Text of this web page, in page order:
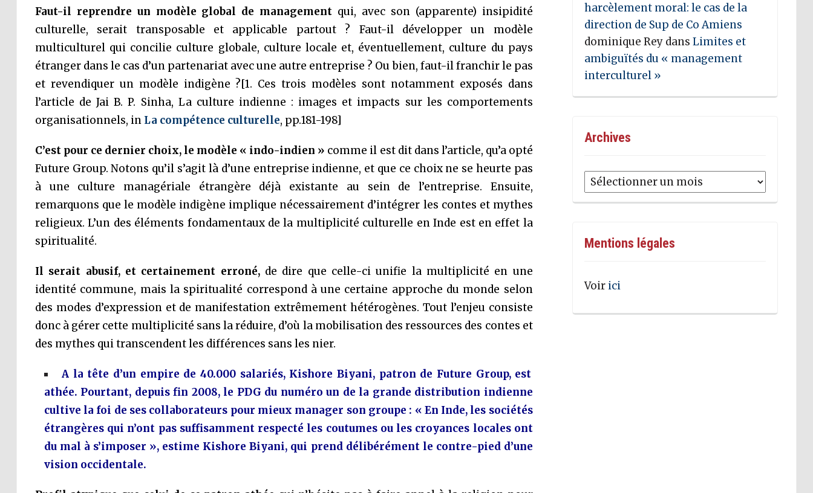
Faut-il reprendre un modèle global de management qui, avec son (apparente) insipidité
culturelle, serait transposable et applicable partout ? Faut-il développer un modèle
multiculturel qui concilie culture globale, culture locale et, éventuellement, culture du pays
étranger dans le cas d’un partenariat avec une autre entreprise ? Ou bien, faut-il franchir le pas
et revendiquer un modèle indigène ?[1. Ces trois modèles sont notamment exposés dans
l’article de Jai B. P. Sinha, La culture indienne : images et impacts sur les comportements
organisationnels, in La compétence culturelle, pp.181-198]
C’est pour ce dernier choix, le modèle « indo-indien » comme il est dit dans l’article, qu’a opté
Future Group. Notons qu’il s’agit là d’une entreprise indienne, et que ce choix ne se heurte pas
à une culture managériale étrangère déjà existante au sein de l’entreprise. Ensuite,
remarquons que le modèle indigène implique nécessairement d’intégrer les contes et mythes
religieux. L’un des éléments fondamentaux de la multiplicité culturelle en Inde est en effet la
spiritualité.
Il serait abusif, et certainement erroné, de dire que celle-ci unifie la multiplicité en une
identité commune, mais la spiritualité correspond à une certaine approche du monde selon
des modes d’expression et de manifestation extrêmement hétérogènes. Tout l’enjeu consiste
donc à gérer cette multiplicité sans la réduire, d’où la mobilisation des ressources des contes et
des mythes qui transcendent les différences sans les nier.
A la tête d’un empire de 40.000 salariés, Kishore Biyani, patron de Future Group, est
athée. Pourtant, depuis fin 2008, le PDG du numéro un de la grande distribution indienne
cultive la foi de ses collaborateurs pour mieux manager son groupe : « En Inde, les sociétés
étrangères qui n’ont pas suffisamment respecté les coutumes ou les croyances locales ont
du mal à s’imposer », estime Kishore Biyani, qui prend délibérément le contre-pied d’une
vision occidentale.
harcèlement moral: le cas de la
direction de Sup de Co Amiens
dominique Rey dansLimites et
ambiguïtés du « management
interculturel »
Archives
Archives
Mentions légales
Voir ici